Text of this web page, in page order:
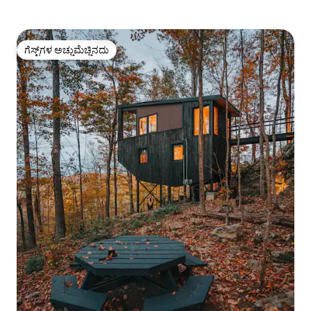
ಗೆಸ್ಟ್‌ಗಳ ಅಚ್ಚುಮೆಚ್ಚಿನದು
ಗೆಸ್ಟ್‌ಗಳ ಅಚ್ಚುಮೆಚ್ಚಿನದು